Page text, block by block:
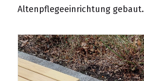
Altenpflegeeinrichtung gebaut.